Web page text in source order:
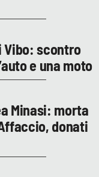
Vibo: scontro
e una moto
Minasi: morta
donati